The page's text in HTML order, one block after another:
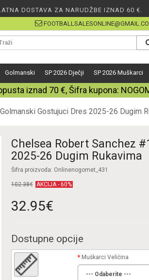
DOSTAVA ZA NARUDŽBE IZNAD 60 €.
Golmanski SP 2026 Dječji SP 2026 Muškarci
iznad 70 €, Šifra kupona:
Gostujuci Dres 2025-26 Dugim
Chelsea Robert Sanchez
2025-26 Dugim Rukavima
Šifra proizvoda: Onlinenogomet_431
102.38€ AKCIJA - 60%
32.95€
Dostupne opcije
Muškarci Veličina